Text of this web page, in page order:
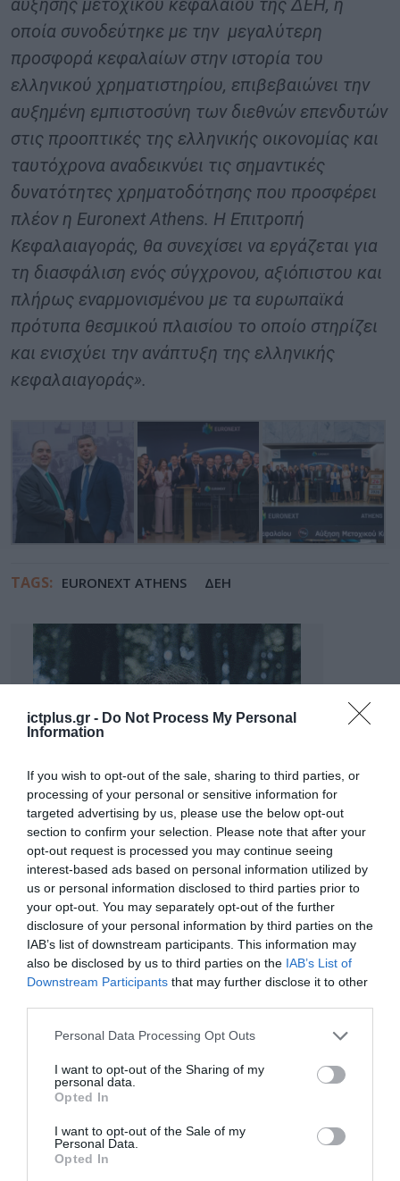
ictplus.gr - Do Not Process My Personal
Information
If you wish to opt-out of the sale, sharing to third parties, or
processing of your personal or sensitive information for
targeted advertising by us, please use the below opt-out
section to confirm your selection. Please note that after your
opt-out request is processed you may continue seeing
interest-based ads based on personal information utilized by
us or personal information disclosed to third parties prior to
your opt-out. You may separately opt-out of the further
disclosure of your personal information by third parties on the
IAB’s list of downstream participants. This information may
also be disclosed by us to third parties on the IAB’s List of
Downstream Participants that may further disclose it to other
Please note that this website/app uses one or more Google
not limited to your visit or usage behaviour. You may click to
grant or deny consent to Google and its third-party tags to
use your data for below specified purposes in below Google
consent section.
Personal Data Processing Opt Outs
I want to opt-out of the Sharing of my
personal data.
Opted In
I want to opt-out of the Sale of my
Personal Data.
Opted In
αύξησης μετοχικού κεφαλαίου της ΔΕΗ, η
οποία συνοδεύτηκε με την μεγαλύτερη
προσφορά κεφαλαίων στην ιστορία του
ελληνικού χρηματιστηρίου, επιβεβαιώνει την
αυξημένη εμπιστοσύνη των διεθνών επενδυτών
στις προοπτικές της ελληνικής οικονομίας και
ταυτόχρονα αναδεικνύει τις σημαντικές
δυνατότητες χρηματοδότησης που προσφέρει
πλέον η Euronext Athens. Η Επιτροπή
Κεφαλαιαγοράς, θα συνεχίσει να εργάζεται για
τη διασφάλιση ενός σύγχρονου, αξιόπιστου και
πλήρως εναρμονισμένου με τα ευρωπαϊκά
πρότυπα θεσμικού πλαισίου το οποίο στηρίζει
και ενισχύει την ανάπτυξη της ελληνικής
κεφαλαιαγοράς».
TAGS: EURONEXT ATHENS ΔΕΗ